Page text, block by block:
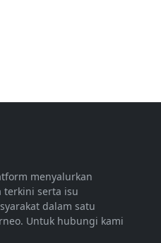
menyalurkan
terkini serta isu
dalam satu
Untuk hubungi kami